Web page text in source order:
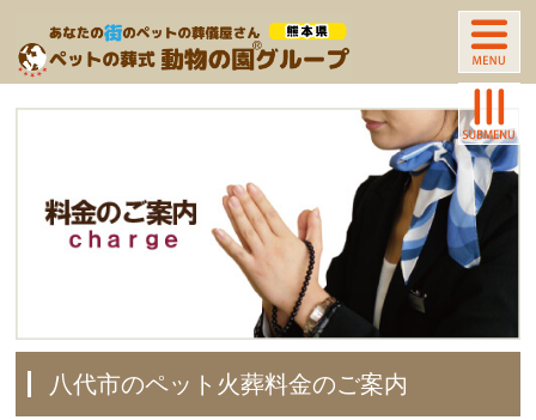
八代市のペット火葬料金のご案内